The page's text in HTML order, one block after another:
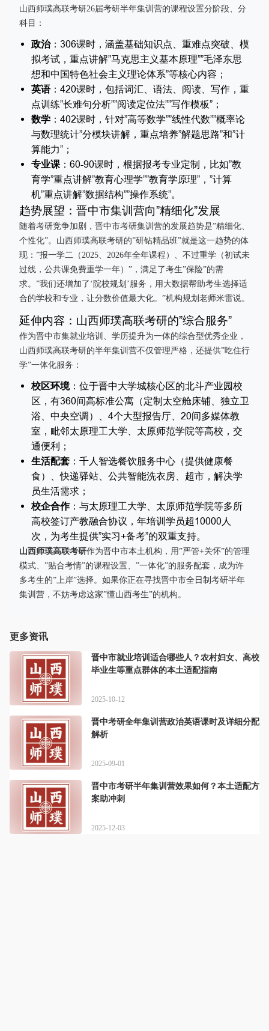
山西师璞高联考研26届考研半年集训营的课程设置分阶段、分
科目：
政治：306课时，涵盖基础知识点、重难点突破、模
拟考试，重点讲解”马克思主义基本原理””毛泽东思
想和中国特色社会主义理论体系”等核心内容；
英语：420课时，包括词汇、语法、阅读、写作，重
点训练”长难句分析””阅读定位法””写作模板”；
数学 ：402课时，针对”高等数学””线性代数””概率论
与数理统计”分模块讲解，重点培养”解题思路”和”计
算能力”；
专业课 ：60-90课时，根据报考专业定制，比如”教
育学”重点讲解”教育心理学””教育学原理”，”计算
机”重点讲解”数据结构””操作系统”。
趋势展望：晋中市集训营向”精细化”发展
随着考研竞争加剧，晋中市考研集训营的发展趋势是”精细化、
个性化”。山西师璞高联考研的”研钻精品班”就是这一趋势的体
现：”报一学二（2025、2026年全年课程）、不过重学（初试未
过线，公共课免费重学一年）”，满足了考生”保险”的需
求。”我们还增加了‘院校规划’服务，用大数据帮助考生选择适
合的学校和专业，让分数价值最大化。”机构规划老师米雷说。
延伸内容：山西师璞高联考研的”综合服务”
作为晋中市集就业培训、学历提升为一体的综合型优秀企业，
山西师璞高联考研的半年集训营不仅管理严格，还提供”吃住行
学”一体化服务：
校区环境：位于晋中大学城核心区的北斗产业园校
区，有360间高标准公寓（定制太空舱床铺、独立卫
浴、中央空调）、4个大型报告厅、20间多媒体教
室，毗邻太原理工大学、太原师范学院等高校，交
通便利；
生活配套 ：千人智选餐饮服务中心（提供健康餐
食）、快递驿站、公共智能洗衣房、超市，解决学
员生活需求；
校企合作：与太原理工大学、太原师范学院等多所
高校签订产教融合协议，年培训学员超10000人
次，为考生提供”实习+备考”的双重支持。
山西师璞高联考研作为晋中市本土机构，用”严管+关怀”的管理
模式、”贴合考情”的课程设置、”一体化”的服务配套，成为许
多考生的”上岸”选择。如果你正在寻找晋中市全日制考研半年
集训营，不妨考虑这家”懂山西考生”的机构。
更多资讯
晋中市就业培训适合哪些人？农村妇女、高校
毕业生等重点群体的本土适配指南
2025-10-12
晋中考研全年集训营政治英语课时及详细分配
解析
2025-09-01
晋中市考研半年集训营效果如何？本土适配方
案助冲刺
2025-12-03